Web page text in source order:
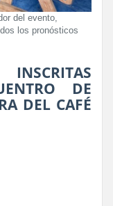
del evento,
los pronósticos
DE
DEL CAFÉ